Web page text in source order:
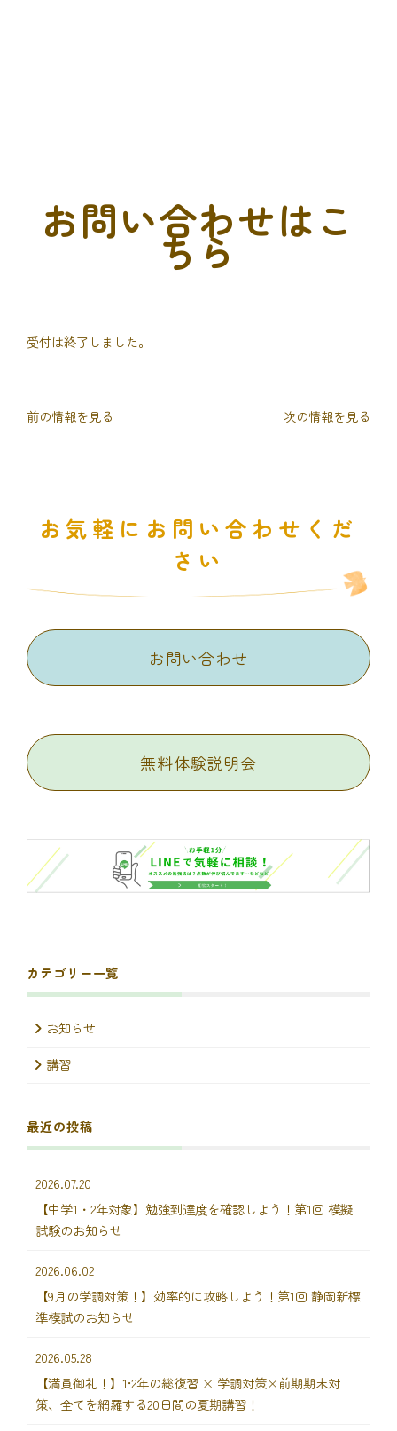
お問い合わせはこ
ちら
受付は終了しました。
前の情報を見る 次の情報を見る
お気軽にお問い合わせくだ
さい
お問い合わせ
無料体験説明会
カテゴリー一覧
お知らせ
講習
最近の投稿
2026.07.20
【中学1・2年対象】勉強到達度を確認しよう！第1回 模擬
試験のお知らせ
2026.06.02
【9月の学調対策！】効率的に攻略しよう！第1回 静岡新標
準模試のお知らせ
2026.05.28
【満員御礼！】1•2年の総復習 × 学調対策×前期期末対
策、全てを網羅する20日間の夏期講習！